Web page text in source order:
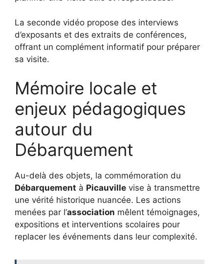
La seconde vidéo propose des interviews
d’exposants et des extraits de conférences,
offrant un complément informatif pour préparer
sa visite.
Mémoire locale et
enjeux pédagogiques
autour du
Débarquement
Au-delà des objets, la commémoration du
Débarquement à Picauville vise à transmettre
une vérité historique nuancée. Les actions
menées par l’association mêlent témoignages,
expositions et interventions scolaires pour
replacer les événements dans leur complexité.